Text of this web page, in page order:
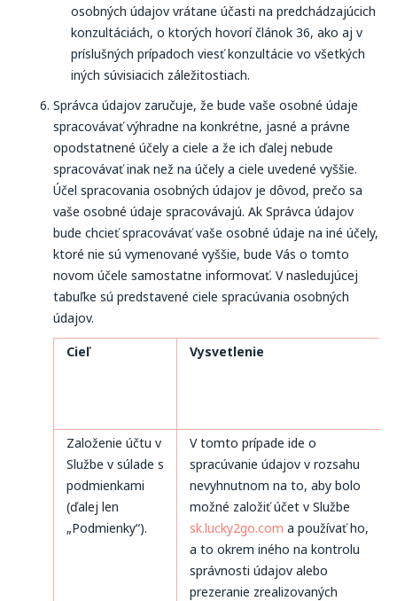
osobných údajov vrátane účasti na predchádzajúcich
konzultáciách, o ktorých hovorí článok 36, ako aj v
príslušných prípadoch viesť konzultácie vo všetkých
iných súvisiacich záležitostiach.
Správca údajov zaručuje, že bude vaše osobné údaje
spracovávať výhradne na konkrétne, jasné a právne
opodstatnené účely a ciele a že ich ďalej nebude
spracovávať inak než na účely a ciele uvedené vyššie.
Účel spracovania osobných údajov je dôvod, prečo sa
vaše osobné údaje spracovávajú. Ak Správca údajov
bude chcieť spracovávať vaše osobné údaje na iné účely,
ktoré nie sú vymenované vyššie, bude Vás o tomto
novom účele samostatne informovať. V nasledujúcej
tabuľke sú predstavené ciele spracúvania osobných
údajov.
Cieľ
Vysvetlenie
Založenie účtu v
Službe v súlade s
podmienkami
(ďalej len
„Podmienky“).
V tomto prípade ide o
spracúvanie údajov v rozsahu
nevyhnutnom na to, aby bolo
možné založiť účet v Službe
sk.lucky2go.com a používať ho,
a to okrem iného na kontrolu
správnosti údajov alebo
prezeranie zrealizovaných